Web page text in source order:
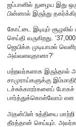
ஜப்பானில் நுழைய இது
பின்னால் இருந்து
கோட்டை இடியும் சூழலில்
செய்தி வருகிறது.
ஜெயிக்க முடியாமல்
அவ்வளவுதானா?’
மற்றவர்களாக இருந்தால்
சாமுராய்களுக்கு
டச்சுக்காரர்களைப்
பார்த்துக்கொள்வோம் என
அதன்பின் உத்தியை மாற்றி
தீரத்தான் செய்யும்.